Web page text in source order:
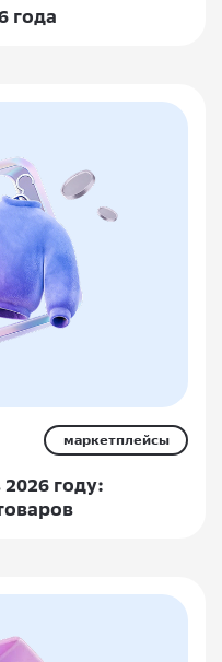
года
маркетплейсы
году: